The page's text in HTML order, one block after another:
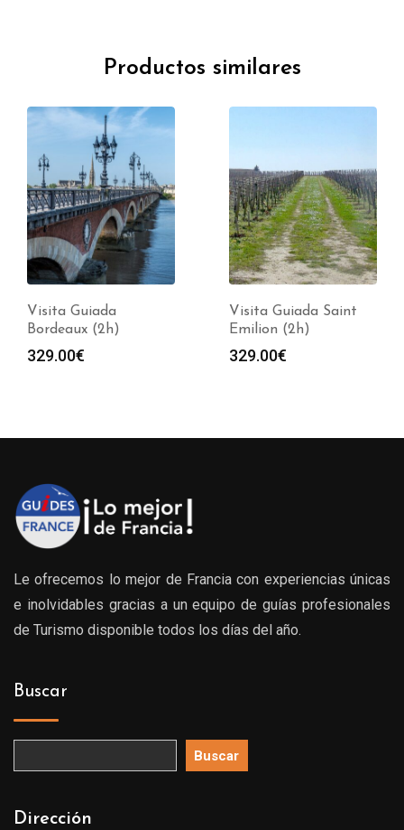
Productos similares
Visita Guiada
Bordeaux (2h)
329.00€
Visita Guiada Saint
Emilion (2h)
329.00€
Le ofrecemos lo mejor de Francia con experiencias únicas
e inolvidables gracias a un equipo de guías profesionales
de Turismo disponible todos los días del año.
Buscar
Buscar
Dirección